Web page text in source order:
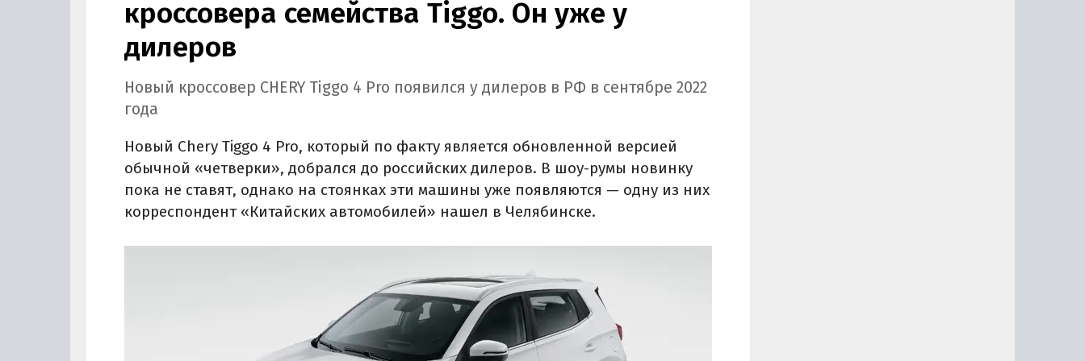
кроссовера семейства Tiggo. Он уже у
дилеров
Новый кроссовер CHERY Tiggo 4 Pro появился у дилеров в РФ в сентябре 2022
года
Новый Chery Tiggo 4 Pro, который по факту является обновленной версией
обычной «четверки», добрался до российских дилеров. В шоу-румы новинку
пока не ставят, однако на стоянках эти машины уже появляются — одну из них
корреспондент «Китайских автомобилей» нашел в Челябинске.